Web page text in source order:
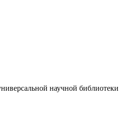
научной библиотеки